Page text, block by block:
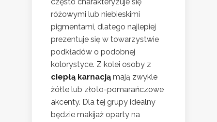
często charakteryzuje się
różowymi lub niebieskimi
pigmentami, dlatego najlepiej
prezentuje się w towarzystwie
podkładów o podobnej
kolorystyce. Z kolei osoby z
ciepłą karnacją mają zwykle
żółte lub złoto-pomarańczowe
akcenty. Dla tej grupy idealny
będzie makijaż oparty na